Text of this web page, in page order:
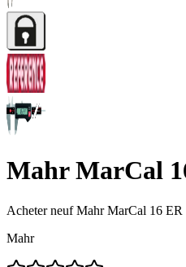
Mahr MarCal
Acheter neuf Mahr MarCal 16 ER
Mahr